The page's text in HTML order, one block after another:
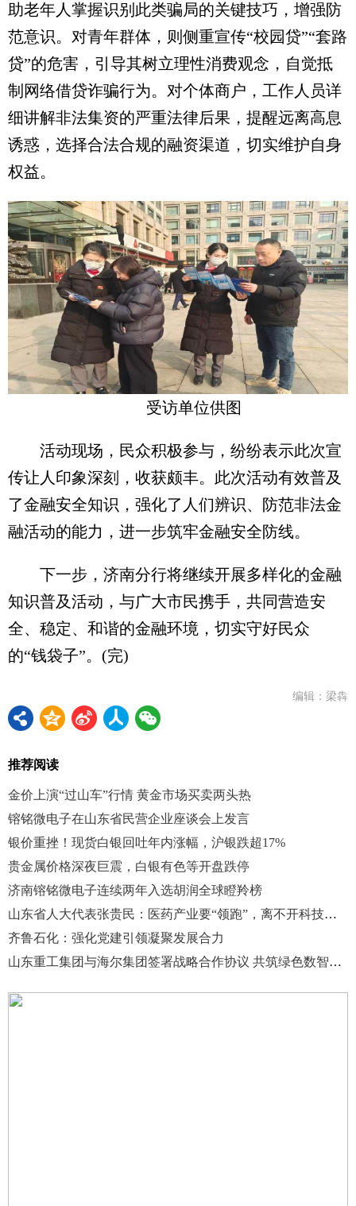
助老年人掌握识别此类骗局的关键技巧，增强防
范意识。对青年群体，则侧重宣传“校园贷”“套路
贷”的危害，引导其树立理性消费观念，自觉抵
制网络借贷诈骗行为。对个体商户，工作人员详
细讲解非法集资的严重法律后果，提醒远离高息
诱惑，选择合法合规的融资渠道，切实维护自身
权益。
受访单位供图
活动现场，民众积极参与，纷纷表示此次宣
传让人印象深刻，收获颇丰。此次活动有效普及
了金融安全知识，强化了人们辨识、防范非法金
融活动的能力，进一步筑牢金融安全防线。
下一步，济南分行将继续开展多样化的金融
知识普及活动，与广大市民携手，共同营造安
全、稳定、和谐的金融环境，切实守好民众
的“钱袋子”。(完)
编辑：梁犇
推荐阅读
金价上演“过山车”行情 黄金市场买卖两头热
镕铭微电子在山东省民营企业座谈会上发言
银价重挫！现货白银回吐年内涨幅，沪银跌超17%
贵金属价格深夜巨震，白银有色等开盘跌停
济南镕铭微电子连续两年入选胡润全球瞪羚榜
山东省人大代表张贵民：医药产业要“领跑”，离不开科技创新这味良方
齐鲁石化：强化党建引领凝聚发展合力
山东重工集团与海尔集团签署战略合作协议 共筑绿色数智产业新生态